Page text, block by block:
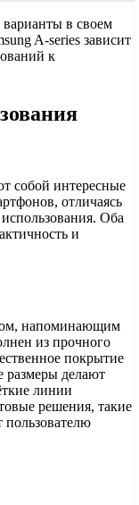
в своем
A-series зависит
к
собой интересные
отличаясь
Оба
и
напоминающим
из прочного
покрытие
делают
линии
решения, такие